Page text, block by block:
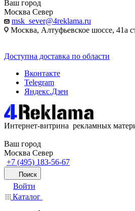
Ваш город
Москва Север
msk_sever@4reklama.ru
Москва, Алтуфьевское шоссе, 41а
Доступна доставка по области
Вконтакте
Telegram
Яндекс.Дзен
Интернет-витрина рекламных
Ваш город
Москва Север
+7 (495) 183-56-67
Поиск
Войти
Каталог